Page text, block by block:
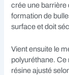
crée une barrière
formation de
surface et doit
Vient ensuite le
polyuréthane. Ce
résine ajusté